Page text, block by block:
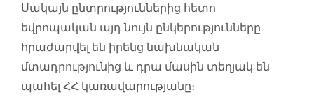
Սակայն ընտրություններից հետո
եվրոպական այդ նույն ընկերությունները
հրաժարվել են իրենց նախնական
մտադրությունից և դրա մասին տեղյակ են
պահել ՀՀ կառավարությանը։